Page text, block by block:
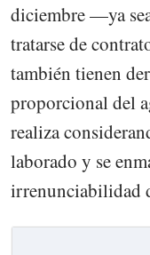
diciembre —ya
tratarse de
también tienen
proporcional del
realiza
laborado y se
irrenunciabilidad